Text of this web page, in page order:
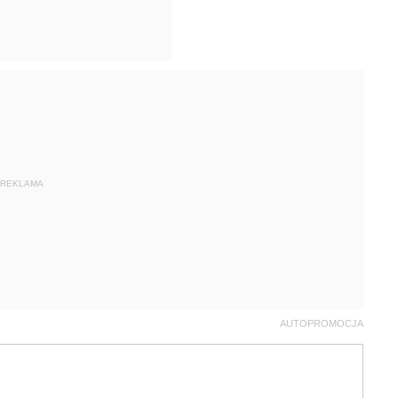
REKLAMA
AUTOPROMOCJA